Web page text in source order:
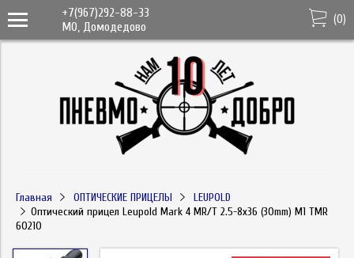
+7(967)292-88-33
МО, Домодедово
(0)
Главная ОПТИЧЕСКИЕ ПРИЦЕЛЫ
LEUPOLD
Оптический прицел Leupold Mark 4 MR/T 2.5-8x36 (30mm) M1 TMR
60210